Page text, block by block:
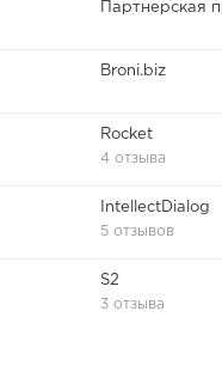
Broni.biz
Rocket
4 отзыва
IntellectDialog
5 отзывов
S2
3 отзыва